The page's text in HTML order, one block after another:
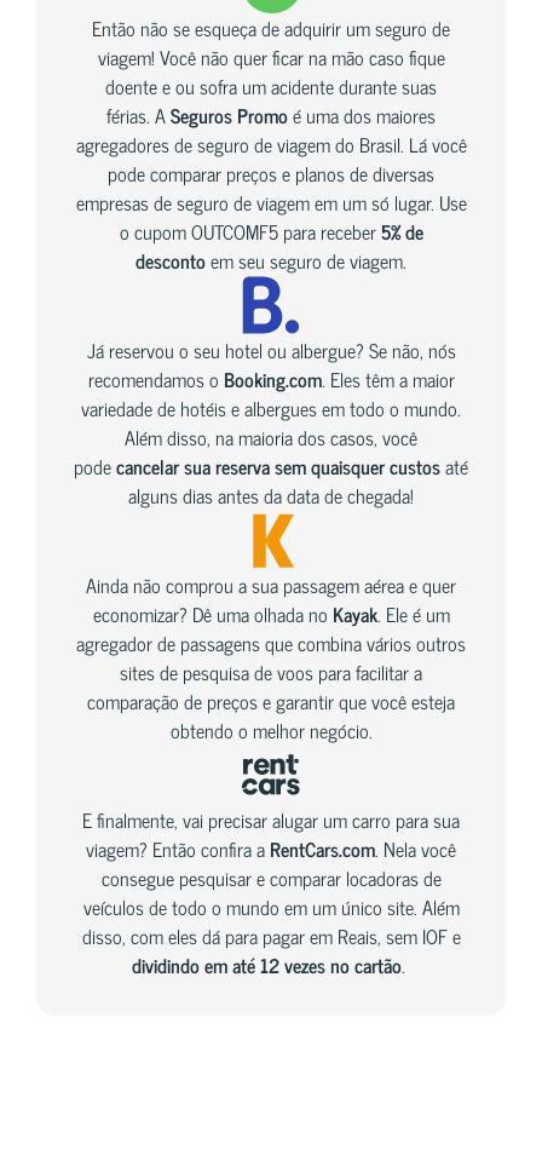
Então não se esqueça de adquirir um seguro de
viagem! Você não quer ficar na mão caso fique
doente e ou sofra um acidente durante suas
férias. ASeguros Promoé uma dos maiores
agregadores de seguro de viagem do Brasil. Lá você
pode comparar preços e planos de diversas
empresas de seguro de viagem em um só lugar. Use
o cupom OUTCOMF5 para receber5% de
descontoem seu seguro de viagem.
Já reservou o seu hotel ou albergue? Se não, nós
recomendamos o Booking.com. Eles têm a maior
variedade de hotéis e albergues em todo o mundo.
Além disso, na maioria dos casos, você
podecancelar sua reserva sem quaisquer custosaté
alguns dias antes da data de chegada!
Ainda não comprou a sua passagem aérea e quer
economizar? Dê uma olhada no Kayak. Ele é um
agregador de passagens que combina vários outros
sites de pesquisa de voos para facilitar a
comparação de preços e garantir que você esteja
obtendo o melhor negócio.
E finalmente, vai precisar alugar um carro para sua
viagem? Então confira aRentCars.com. Nela você
consegue pesquisar e comparar locadoras de
veículos de todo o mundo em um único site. Além
disso, com eles dá para pagar em Reais, sem IOF e
dividindo em até 12 vezes no cartão.